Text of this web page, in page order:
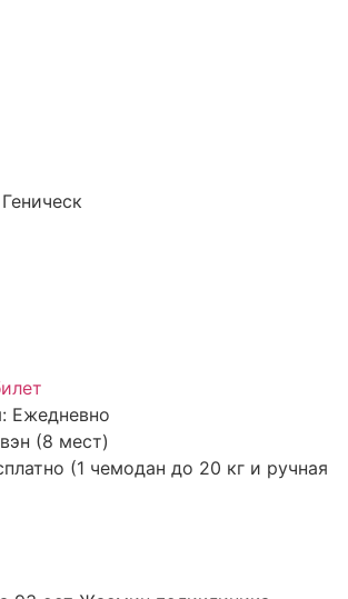
Ежедневно
(8 мест)
(1 чемодан до 20 кг и ручная